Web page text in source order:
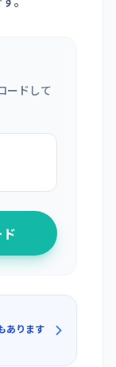
ードして
あります